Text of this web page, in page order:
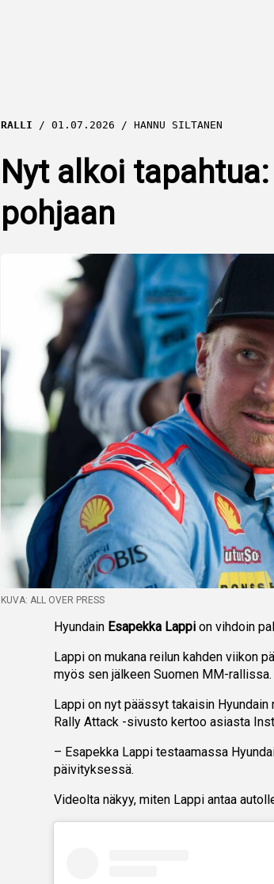
RALLI 01.07.2026 HANNU SILTANEN
Nyt alkoi
pohjaan
KUVA: ALL OVER PRESS
Hyundain Esapekka Lappi on vihdoin
Lappi on mukana reilun kahden viikon
myös sen jälkeen Suomen MM-rallissa.
Lappi on nyt päässyt takaisin
Rally Attack -sivusto kertoo asiasta
– Esapekka Lappi testaamassa
päivityksessä.
Videolta näkyy, miten Lappi antaa